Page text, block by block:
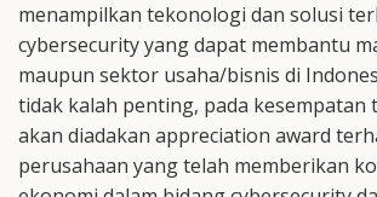
menampilkan tekonologi dan solusi
cybersecurity yang dapat membantu
maupun sektor usaha/bisnis di
tidak kalah penting, pada kesempatan
akan diadakan appreciation award
perusahaan yang telah memberikan